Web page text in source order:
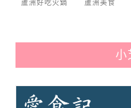
蘆洲好吃火鍋 蘆洲美食
小